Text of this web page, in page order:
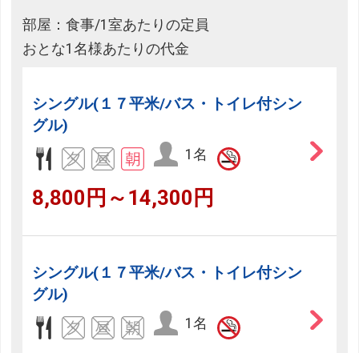
部屋：食事/1室あたりの定員
おとな1名様あたりの代金
シングル(１７平米/バス・トイレ付シン
グル)
1名
8,800円～14,300円
シングル(１７平米/バス・トイレ付シン
グル)
1名